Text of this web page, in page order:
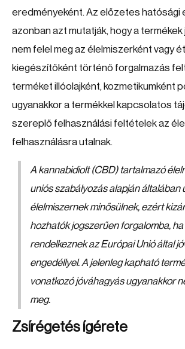
eredményeként. Az előzetes hatósági
azonban azt mutatják, hogy a
nem felel meg az élelmiszerként vagy
kiegészítőként történő forgalmazás
terméket illóolajként, kozmetikumként
ugyanakkor a termékkel kapcsolatos
szereplő felhasználási feltételek az
felhasználásra utalnak.
A kannabidiolt (CBD) tartalmazó
uniós szabályozás alapján általában
élelmiszernek minősülnek, ezért
hozhatók jogszerűen forgalomba, ha
rendelkeznek az Európai Unió által
engedéllyel. A jelenleg kapható
vonatkozó jóváhagyás ugyanakkor
meg.
Zsírégetés ígérete